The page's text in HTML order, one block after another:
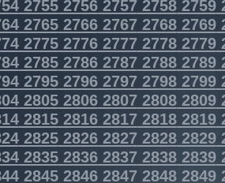
27552756275727582759
27652766276727682769
27752776277727782779
27852786278727882789
27952796279727982799
28052806280728082809
281528162817 28182819
282528262827 28282829
283528362837 28382839
284528462847 28482849